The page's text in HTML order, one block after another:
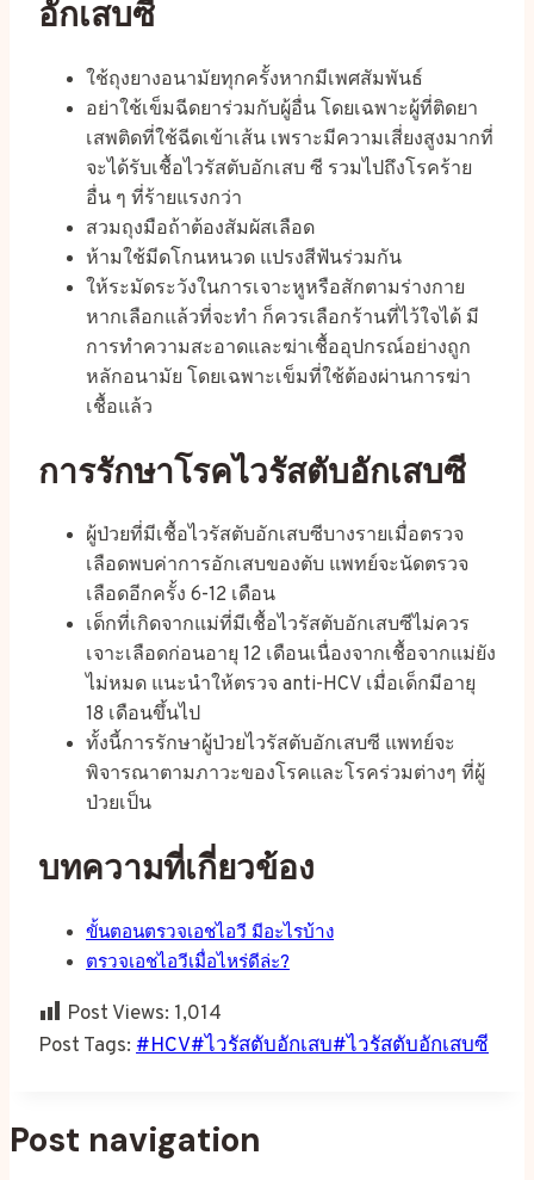
อักเสบซี
ใช้ถุงยางอนามัยทุกครั้งหากมีเพศสัมพันธ์
อย่าใช้เข็มฉีดยาร่วมกับผู้อื่น โดยเฉพาะผู้ที่ติดยา
เสพติดที่ใช้ฉีดเข้าเส้น เพราะมีความเสี่ยงสูงมากที่
จะได้รับเชื้อไวรัสตับอักเสบ ซี รวมไปถึงโรคร้าย
อื่น ๆ ที่ร้ายแรงกว่า
สวมถุงมือถ้าต้องสัมผัสเลือด
ห้ามใช้มีดโกนหนวด แปรงสีฟันร่วมกัน
ให้ระมัดระวังในการเจาะหูหรือสักตามร่างกาย
หากเลือกแล้วที่จะทำ ก็ควรเลือกร้านที่ไว้ใจได้ มี
การทำความสะอาดและฆ่าเชื้ออุปกรณ์อย่างถูก
หลักอนามัย โดยเฉพาะเข็มที่ใช้ต้องผ่านการฆ่า
เชื้อแล้ว
การรักษาโรคไวรัสตับอักเสบซี
ผู้ป่วยที่มีเชื้อไวรัสตับอักเสบซีบางรายเมื่อตรวจ
เลือดพบค่าการอักเสบของตับ แพทย์จะนัดตรวจ
เลือดอีกครั้ง 6-12 เดือน
เด็กที่เกิดจากแม่ที่มีเชื้อไวรัสตับอักเสบซีไม่ควร
เจาะเลือดก่อนอายุ 12 เดือนเนื่องจากเชื้อจากแม่ยัง
ไม่หมด แนะนำให้ตรวจ anti-HCV เมื่อเด็กมีอายุ
18 เดือนขึ้นไป
ทั้งนี้การรักษาผู้ป่วยไวรัสตับอักเสบซี แพทย์จะ
พิจารณาตามภาวะของโรคและโรคร่วมต่างๆ ที่ผู้
ป่วยเป็น
บทความที่เกี่ยวข้อง
ขั้นตอนตรวจเอชไอวี มีอะไรบ้าง
ตรวจเอชไอวีเมื่อไหร่ดีล่ะ?
Post Views: 1,014
Post Tags: #HCV#ไวรัสตับอักเสบ#ไวรัสตับอักเสบซี
Post navigation